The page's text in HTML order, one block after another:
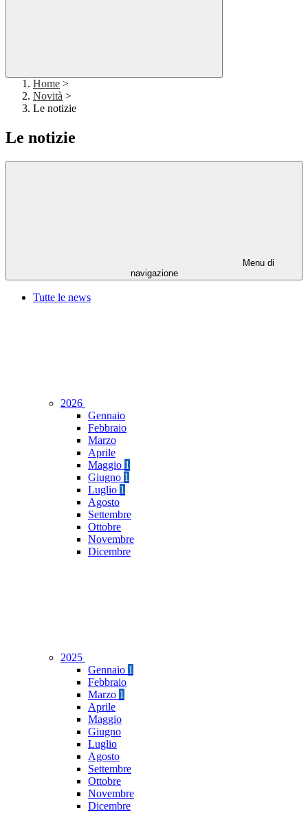
Home >
Novità >
Le notizie
Le notizie
Menu di
navigazione
Tutte le news
2026
Gennaio
Febbraio
Marzo
Aprile
Maggio 1
Giugno 1
Luglio 1
Agosto
Settembre
Ottobre
Novembre
Dicembre
2025
Gennaio 1
Febbraio
Marzo 1
Aprile
Maggio
Giugno
Luglio
Agosto
Settembre
Ottobre
Novembre
Dicembre